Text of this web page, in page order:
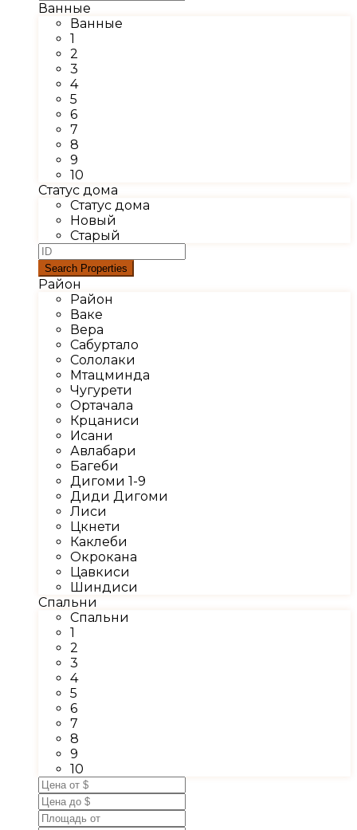
Ванные
Ванные
1
2
3
4
5
6
7
8
9
10
Статус дома
Статус дома
Новый
Старый
Район
Район
Ваке
Вера
Сабуртало
Сололаки
Мтацминда
Чугурети
Ортачала
Крцаниси
Исани
Авлабари
Багеби
Дигоми 1-9
Диди Дигоми
Лиси
Цкнети
Каклеби
Окрокана
Цавкиси
Шиндиси
Спальни
Спальни
1
2
3
4
5
6
7
8
9
10